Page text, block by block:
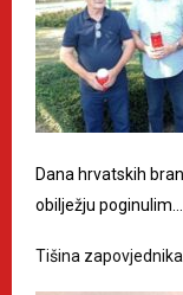
Dana hrvatskih
obilježju poginulim…
Tišina zapovjednika